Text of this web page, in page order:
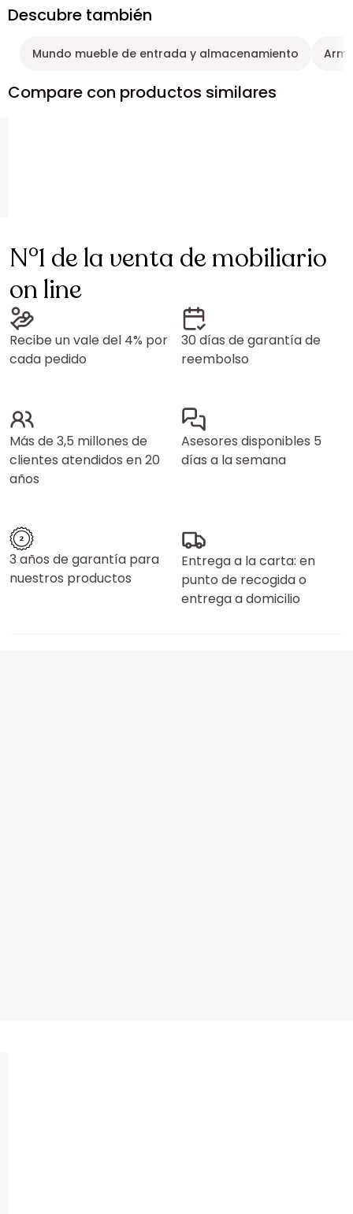
Descubre también
Mundo mueble de entrada y almacenamiento
Compare con productos similares
N°1 de la venta de mobiliario
on line
Recibe un vale del 4% por
cada pedido
30 días de garantía de
reembolso
Más de 3,5 millones de
clientes atendidos en 20
años
Asesores disponibles 5
días a la semana
3 años de garantía para
nuestros productos
Entrega a la carta: en
punto de recogida o
entrega a domicilio